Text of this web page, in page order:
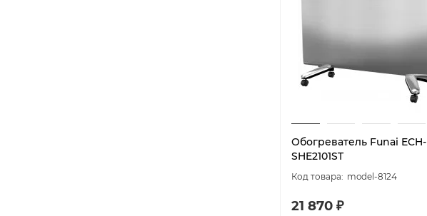
Обогреватель Funai ECH-
SHE2101ST
model-8124
21 870 ₽